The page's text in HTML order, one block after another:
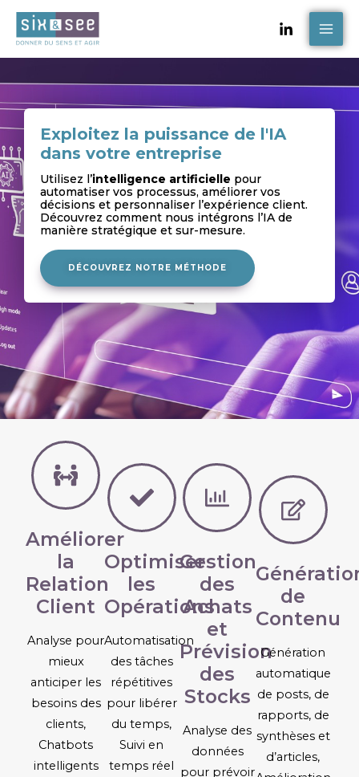
Skip
Exploitez la puissance de l'IA
dans votre entreprise
Utilisez l’intelligence artificielle pour
automatiser vos processus, améliorer vos
décisions et personnaliser l’expérience client.
Découvrez comment nous intégrons l’IA de
manière stratégique et sur-mesure.
DÉCOUVREZ NOTRE MÉTHODE
Améliorer
la
Relation
Client
Analyse pour
mieux
anticiper les
besoins des
clients,
Chatbots
intelligents
Optimiser
les
Opérations
Automatisation
des tâches
répétitives
pour libérer
du temps,
Suivi en
temps réel
Gestion
des
Achats
et
Prévision
des
Stocks​
Analyse des
données
pour prévoir
de
Contenu
Génération
automatique
de posts, de
rapports, de
synthèses et
d’articles,